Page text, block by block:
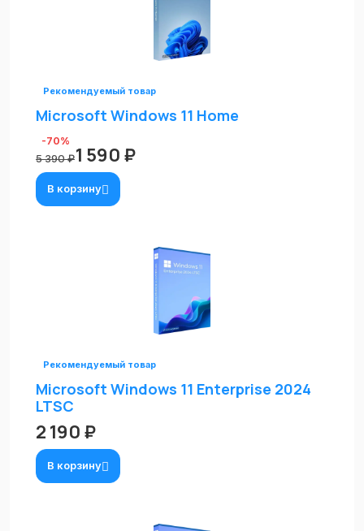
Рекомендуемый товар
Microsoft Windows 11 Home
-70%
5 390 ₽1 590 ₽
В корзину
Рекомендуемый товар
Microsoft Windows 11 Enterprise 2024
LTSC
2 190 ₽
В корзину